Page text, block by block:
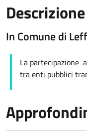
Descrizione
In Comune di
La partecipazione
tra enti pubblici